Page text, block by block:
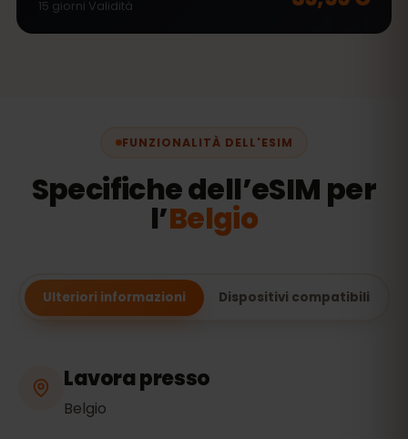
15 giorni Validità
FUNZIONALITÀ DELL'ESIM
Specifiche dell’eSIM per
l’Belgio
Ulteriori informazioni Dispositivi compatibili
Lavora presso
Belgio